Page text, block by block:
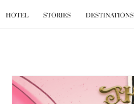
BKK.
HOTEL STORIES DESTINATIONS